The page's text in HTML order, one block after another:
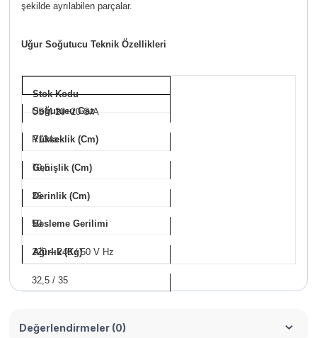
şekilde ayrılabilen parçalar.
Uğur Soğutucu Teknik Özellikleri
Stok Kodu
USM 20+20 S/A
Soğutucu Gaz
R134a
Yükseklik (Cm)
70,5
Genişlik (Cm)
36
Derinlik (Cm)
50
Besleme Gerilimi
220 – 240 / 50 V Hz
Ağırlık (Kg)
32,5 / 35
Değerlendirmeler (0)